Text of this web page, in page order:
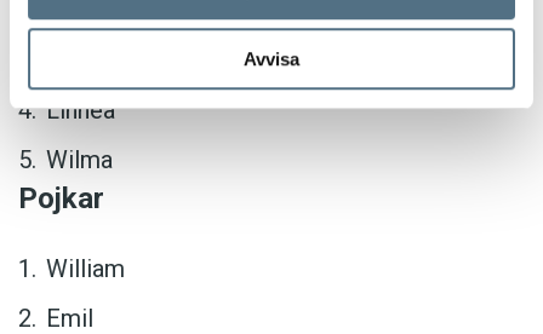
Avvisa
Linnéa
Wilma
Pojkar
William
Emil